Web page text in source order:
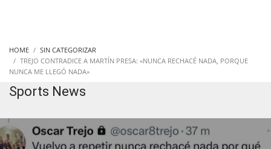
HOME
SIN CATEGORIZAR
TREJO CONTRADICE A MARTÍN PRESA: «NUNCA RECHACÉ NADA, PORQUE
NUNCA ME LLEGÓ NADA»
Sports News